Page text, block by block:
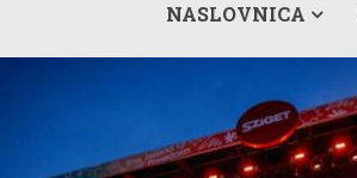
NASLOVNICA